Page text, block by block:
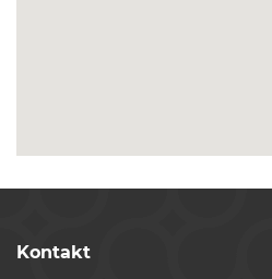
Kontakt